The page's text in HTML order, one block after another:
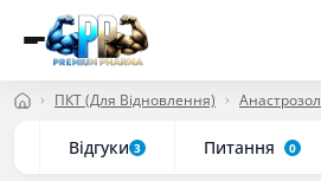
ПКТ (Для Відновлення) Анастрозол
Відгуки 3 Питання 0